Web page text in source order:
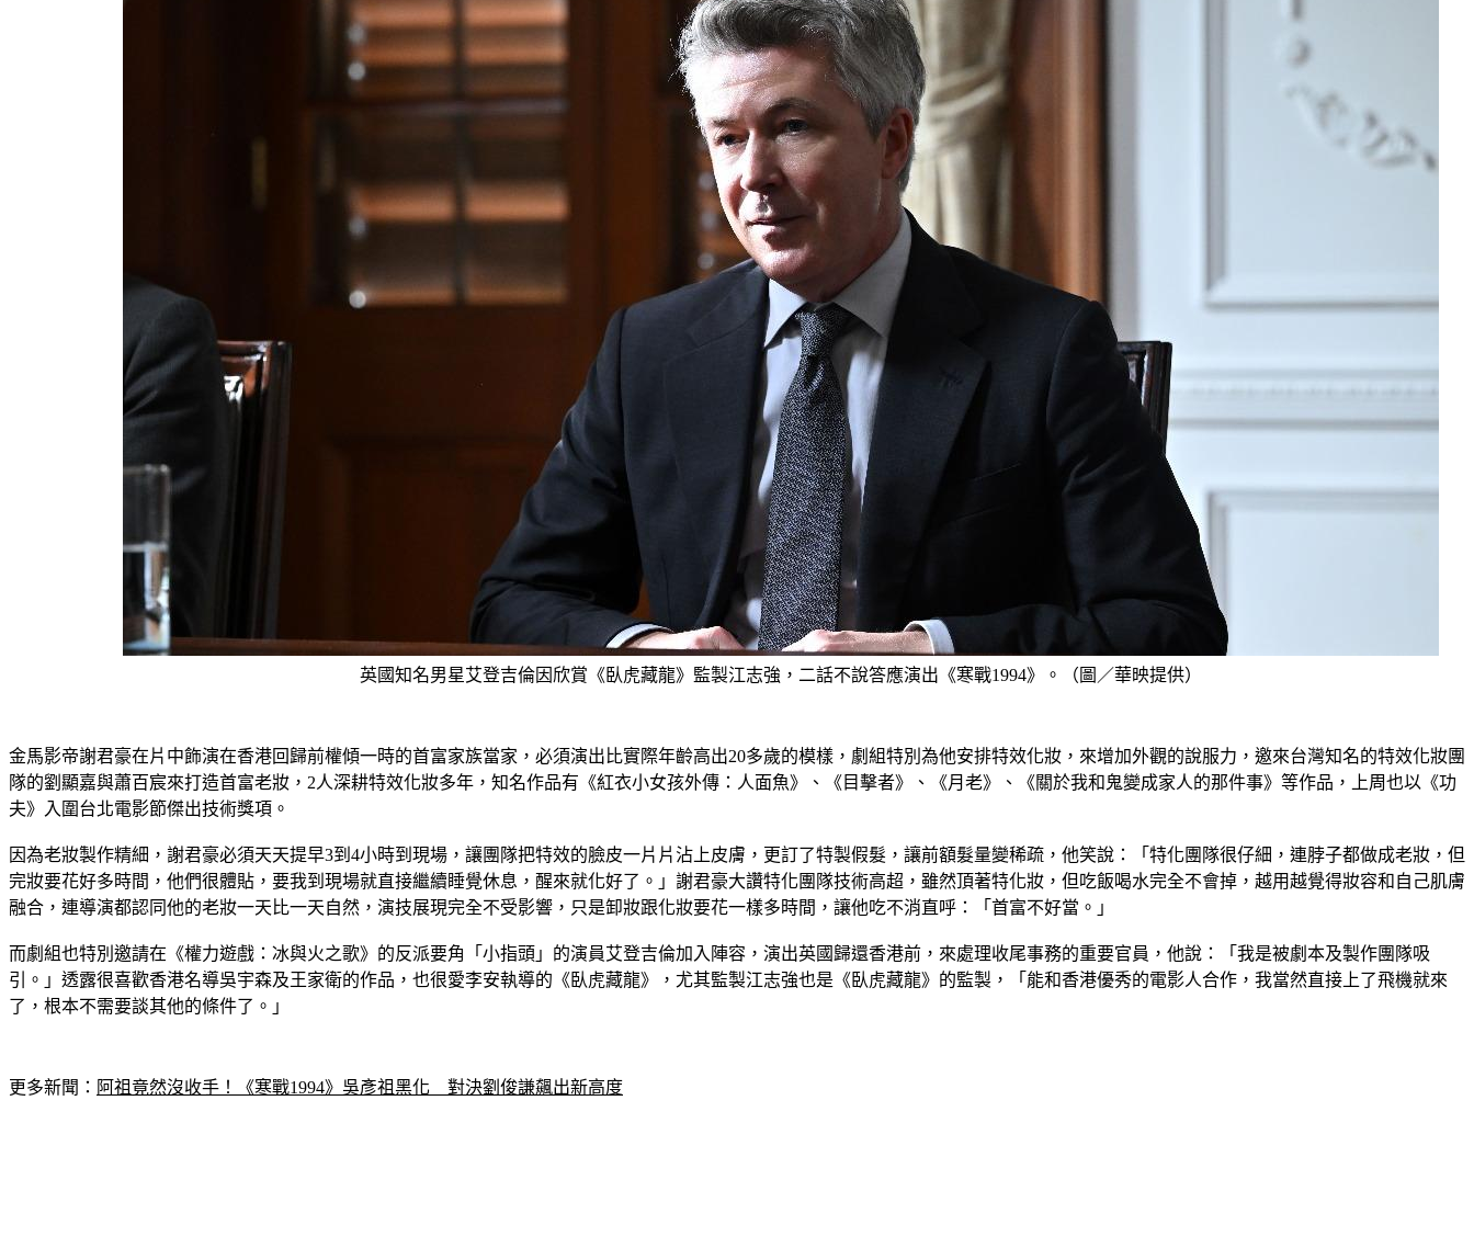
英國知名男星艾登吉倫因欣賞《臥虎藏龍》監製江志強，二話不說答應演出《寒戰1994》。（圖／華映提供）
金馬影帝謝君豪在片中飾演在香港回歸前權傾一時的首富家族當家，必須演出比實際年齡高出20多歲的模樣，劇組特別為他安排特效化妝，來增加外觀的說服力，邀來台灣知名的特效化妝團
隊的劉顯嘉與蕭百宸來打造首富老妝，2人深耕特效化妝多年，知名作品有《紅衣小女孩外傳：人面魚》、《目擊者》、《月老》、《關於我和鬼變成家人的那件事》等作品，上周也以《功
夫》入圍台北電影節傑出技術獎項。
因為老妝製作精細，謝君豪必須天天提早3到4小時到現場，讓團隊把特效的臉皮一片片沾上皮膚，更訂了特製假髮，讓前額髮量變稀疏，他笑說：「特化團隊很仔細，連脖子都做成老妝，但
完妝要花好多時間，他們很體貼，要我到現場就直接繼續睡覺休息，醒來就化好了。」謝君豪大讚特化團隊技術高超，雖然頂著特化妝，但吃飯喝水完全不會掉，越用越覺得妝容和自己肌膚
融合，連導演都認同他的老妝一天比一天自然，演技展現完全不受影響，只是卸妝跟化妝要花一樣多時間，讓他吃不消直呼：「首富不好當。」
而劇組也特別邀請在《權力遊戲：冰與火之歌》的反派要角「小指頭」的演員艾登吉倫加入陣容，演出英國歸還香港前，來處理收尾事務的重要官員，他說：「我是被劇本及製作團隊吸
引。」透露很喜歡香港名導吳宇森及王家衛的作品，也很愛李安執導的《臥虎藏龍》，尤其監製江志強也是《臥虎藏龍》的監製，「能和香港優秀的電影人合作，我當然直接上了飛機就來
了，根本不需要談其他的條件了。」
更多新聞： 阿祖竟然沒收手！《寒戰1994》吳彥祖黑化　對決劉俊謙飆出新高度